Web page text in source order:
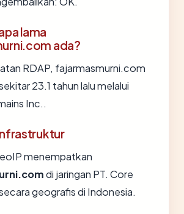
lama
ada?
RDAP, fajarmasmurni.com
23.1 tahun lalu melalui
Inc..
menempatkan
di jaringan PT. Core
geografis di Indonesia.